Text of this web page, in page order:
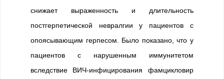
снижает выраженность и длительность
постгерпетической невралгии у пациентов с
опоясывающим герпесом. Было показано, что у
пациентов с нарушенным иммунитетом
вследствие ВИЧ-инфицирования фамцикловир